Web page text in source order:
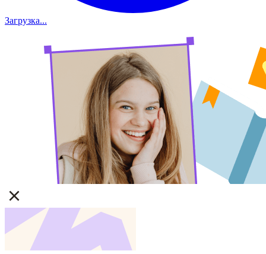
Загрузка...